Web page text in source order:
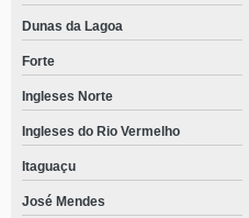
Dunas da Lagoa
Forte
Ingleses Norte
Ingleses do Rio Vermelho
Itaguaçu
José Mendes